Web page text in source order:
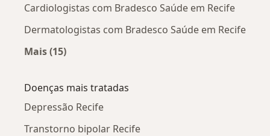
Cardiologistas com Bradesco Saúde em Recife
Dermatologistas com Bradesco Saúde em Recife
Mais (15)
Doenças mais tratadas
Depressão Recife
Transtorno bipolar Recife